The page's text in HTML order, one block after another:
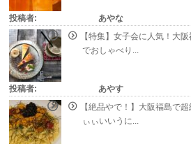
投稿者:
あやな
【特集】女子会に人気！大
でおしゃべり...
投稿者:
あやす
【絶品やで！】大阪福島で
ぃぃいいうに...